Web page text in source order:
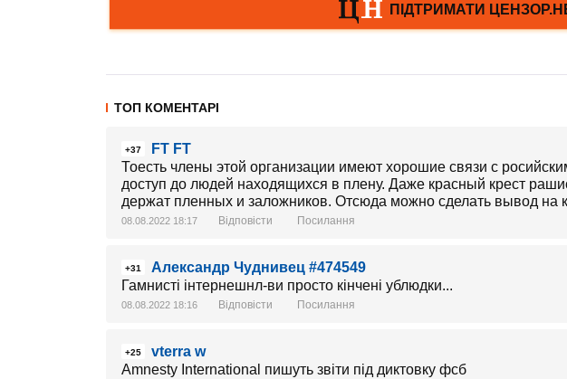
ТОП КОМЕНТАРІ
+37
FT FT
Тоесть члены этой организации имеют хорошие связи с
доступ до людей находящихся в плену. Даже красный крест
держат пленных и заложников. Отсюда можно сделать вывод на
08.08.2022 18:17 Відповісти Посилання
+31
Александр Чуднивец #474549
Гамнисті інтернешнл-ви просто кінчені ублюдки...
08.08.2022 18:16 Відповісти Посилання
+25
vterra w
Amnesty International пишуть звіти під диктовку фсб